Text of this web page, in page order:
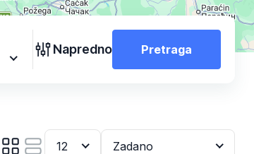
Napredno Pretraga
12 Zadano